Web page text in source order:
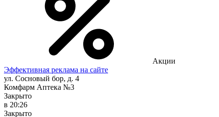
Акции
Эффективная реклама на сайте
ул. Сосновый бор, д. 4
Комфарм Аптека №3
Закрыто
в 20:26
Закрыто